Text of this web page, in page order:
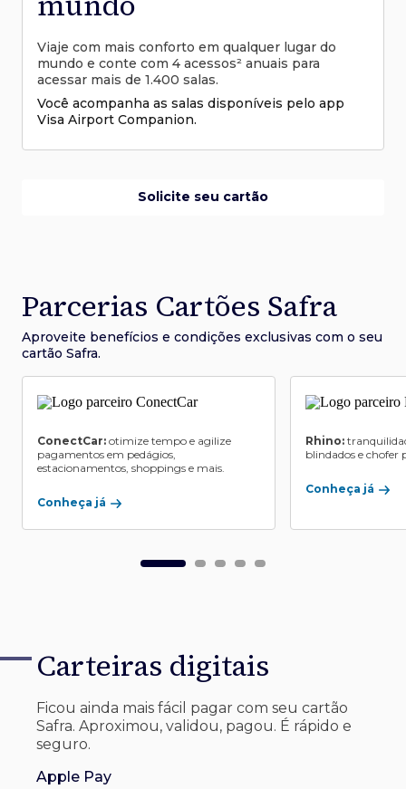
Viaje com mais conforto em qualquer lugar do
mundo e conte com 4 acessos² anuais para
acessar mais de 1.400 salas.
Você acompanha as salas disponíveis pelo app
Visa Airport Companion.
Solicite seu cartão
Parcerias Cartões Safra
Aproveite benefícios e condições exclusivas com o seu
cartão Safra.
ConectCar: otimize tempo e agilize
pagamentos em pedágios,
estacionamentos, shoppings e mais.
Conheça já
Rhino:
blindados e chofer
Conheça já
Carteiras digitais
Ficou ainda mais fácil pagar com seu cartão
Safra. Aproximou, validou, pagou. É rápido e
seguro.
Apple Pay